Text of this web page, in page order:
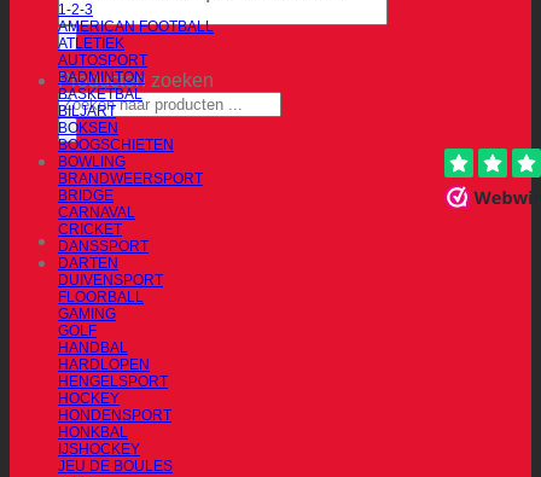
Producten zoeken
1-2-3
AMERICAN FOOTBALL
ATLETIEK
AUTOSPORT
BADMINTON
BASKETBAL
BILJART
BOKSEN
BOOGSCHIETEN
BOWLING
BRANDWEERSPORT
BRIDGE
CARNAVAL
CRICKET
DANSSPORT
DARTEN
DUIVENSPORT
FLOORBALL
GAMING
GOLF
HANDBAL
HARDLOPEN
HENGELSPORT
HOCKEY
HONDENSPORT
HONKBAL
IJSHOCKEY
JEU DE BOULES